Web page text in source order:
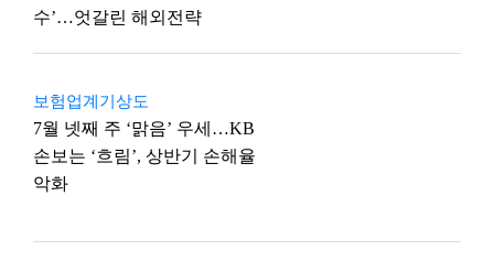
수’…엇갈린 해외전략
보험업계기상도
7월 넷째 주 ‘맑음’ 우세…KB
손보는 ‘흐림’, 상반기 손해율
악화